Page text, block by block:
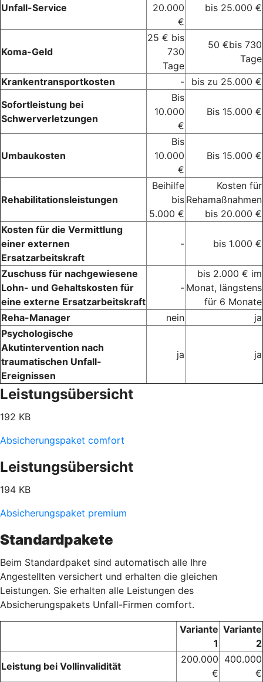
Unfall-Service
20.000
€
bis 25.000 €
Koma-Geld
25 € bis
730
Tage
50 €bis 730
Tage
Krankentransportkosten
-
bis zu 25.000 €
Sofortleistung bei
Schwerverletzungen
Bis
10.000
€
Bis 15.000 €
Umbaukosten
Bis
10.000
€
Bis 15.000 €
Rehabilitationsleistungen
Beihilfe
bis
5.000 €
Kosten für
Rehamaßnahmen
bis 20.000 €
Kosten für die Vermittlung
einer externen
Ersatzarbeitskraft
- bis 1.000 €
Zuschuss für nachgewiesene
Lohn- und Gehaltskosten für
eine externe Ersatzarbeitskraft
-
bis 2.000 € im
Monat, längstens
für 6 Monate
Reha-Manager
nein
ja
Psychologische
Akutintervention nach
traumatischen Unfall-
Ereignissen
ja ja
Leistungsübersicht
192 KB
Absicherungspaket comfort
Leistungsübersicht
194 KB
Absicherungspaket premium
Standardpakete
Beim Standardpaket sind automatisch alle Ihre
Angestellten versichert und erhalten die gleichen
Leistungen. Sie erhalten alle Leistungen des
Absicherungspakets Unfall-Firmen comfort.
Variante
1
Variante
2
Leistung bei Vollinvalidität
200.000
€
400.000
€